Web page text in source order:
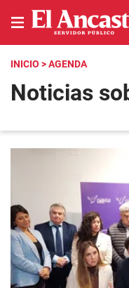
INICIO > AGENDA
Noticias